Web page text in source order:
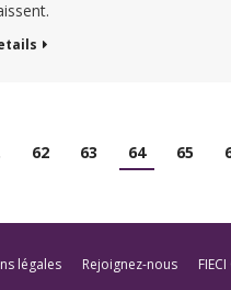
62 63 64 65
légales Rejoignez-nous